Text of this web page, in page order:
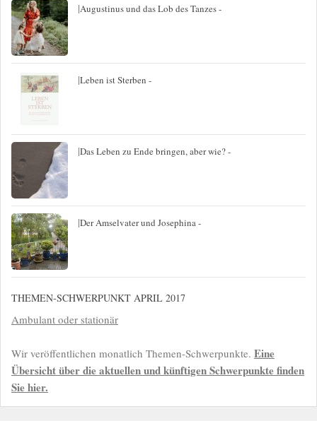
|Augustinus und das Lob des Tanzes -
|Leben ist Sterben -
|Das Leben zu Ende bringen, aber wie? -
|Der Amselvater und Josephina -
THEMEN-SCHWERPUNKT APRIL 2017
Ambulant oder stationär
Wir veröffentlichen monatlich Themen-Schwerpunkte. Eine
Übersicht über die aktuellen und künftigen Schwerpunkte finden
Sie hier.